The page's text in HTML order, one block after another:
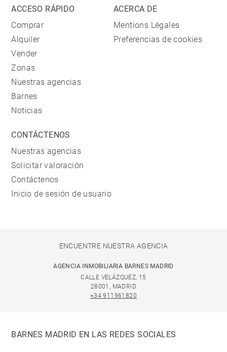
ACCESO RÁPIDO
Comprar
Alquiler
Vender
Zonas
Nuestras agencias
Barnes
Noticias
ACERCA DE
Mentions Légales
Preferencias de cookies
CONTÁCTENOS
Nuestras agencias
Solicitar valoración
Contáctenos
Inicio de sesión de usuario
ENCUENTRE NUESTRA AGENCIA
AGENCIA INMOBILIARIA BARNES MADRID
CALLE VELÁZQUEZ, 15
28001, MADRID
+34 911961820
BARNES MADRID EN LAS REDES SOCIALES